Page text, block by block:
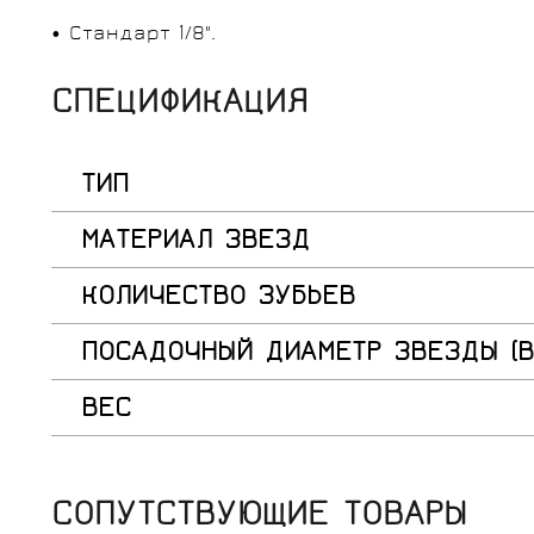
• Стандарт 1/8".
СПЕЦИФИКАЦИЯ
ТИП
МАТЕРИАЛ ЗВЕЗД
КОЛИЧЕСТВО ЗУБЬЕВ
ПОСАДОЧНЫЙ ДИАМЕТР ЗВЕЗДЫ
ВЕС
СОПУТСТВУЮЩИЕ ТОВАРЫ